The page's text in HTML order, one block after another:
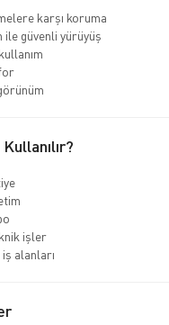
karşı koruma
ile güvenli yürüyüş
işler
iş alanları